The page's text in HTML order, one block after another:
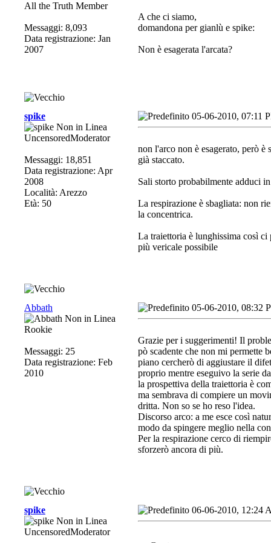
All the Truth Member
Messaggi: 8,093
Data registrazione: Jan
2007
A che ci siamo,
domandona per gianlù e spike:
Non è esagerata l'arcata?
spike
UncensoredModerator
Messaggi: 18,851
Data registrazione: Apr
2008
Località: Arezzo
Età: 50
05-06-2010, 07:11
non l'arco non è esagerato, però
già staccato.
Sali storto probabilmente adduci
La respirazione è sbagliata: non
la concentrica.
La traiettoria è lunghissima così
più vericale possibile
Abbath
Rookie
Messaggi: 25
Data registrazione: Feb
2010
05-06-2010, 08:32
Grazie per i suggerimenti! Il
pò scadente che non mi permette
piano cercherò di aggiustare il
proprio mentre eseguivo la serie
la prospettiva della traiettoria è
ma sembrava di compiere un
dritta. Non so se ho reso l'idea.
Discorso arco: a me esce così
modo da spingere meglio nella
Per la respirazione cerco di
sforzerò ancora di più.
spike
UncensoredModerator
06-06-2010, 12:24